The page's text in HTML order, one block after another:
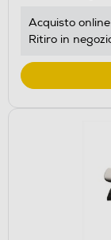
Acquisto
Ritiro in